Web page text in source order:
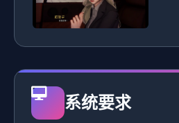
系统要求